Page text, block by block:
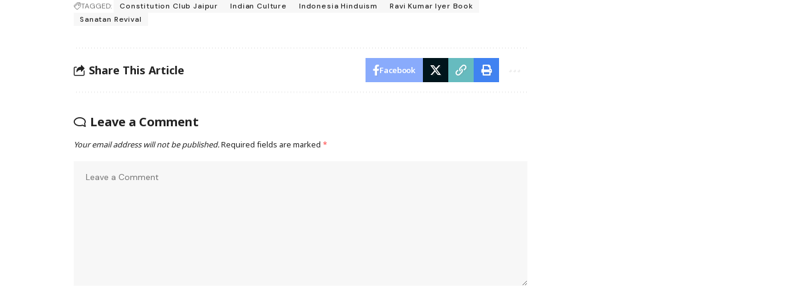
TAGGED: Constitution Club Jaipur Indian Culture Indonesia Hinduism
Ravi Kumar Iyer Book
Sanatan Revival
Share This Article Facebook
Leave a Comment
Your email address will not be published.Required fields are marked *